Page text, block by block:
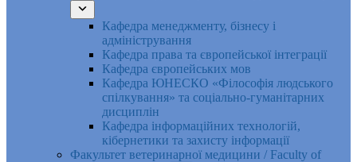
Кафедра менеджменту, бізнесу і
адміністрування
Кафедра права та європейської інтеграції
Кафедра європейських мов
Кафедра ЮНЕСКО «Філософія людського
спілкування» та соціально-гуманітарних
дисциплін
Кафедра інформаційних технологій,
кібернетики та захисту інформації
Факультет ветеринарної медицини / Faculty of